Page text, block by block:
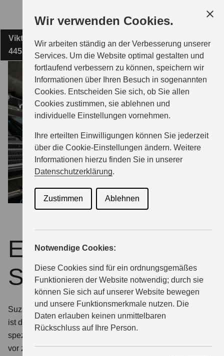
Wir verwenden Cookies.
Wir arbeiten ständig an der Verbesserung unserer
Services. Um die Website optimal gestalten und
fortlaufend verbessern zu können, speichern wir
Informationen über Ihren Besuch in sogenannten
Cookies. Entscheiden Sie sich, ob Sie allen
Cookies zustimmen, sie ablehnen und
individuelle Einstellungen vornehmen.
Ihre erteilten Einwilligungen können Sie jederzeit
über die Cookie-Einstellungen ändern. Weitere
Informationen hierzu finden Sie in unserer
Datenschutzerklärung.
Zustimmen Ablehnen
Notwendige Cookies:
Diese Cookies sind für ein ordnungsgemäßes
Funktionieren der Website notwendig; durch sie
können Sie sich auf unserer Website bewegen
und unsere Funktionsmerkmale nutzen. Die
Daten erlauben keinen unmittelbaren
Rückschluss auf Ihre Person.
Hauptinhalt
FRANZ RÜSCHKAMP GMBH & CO. KG
MODELLE
ZUBEHÖR
BERATUNG & KAUF
GESCHÄFTSKUNDEN
ÜBER UNS
Viktoriastraße 73
44532 Lünen
ECSTAR by
Suzuki
Suzuki Qualität auch bei Schutz und Pflege. ECSTAR
ist die von Suzuki entwickelte Marke für Motoröle und
spezielle Pflegeprodukte. So schützen Sie Ihr Fahrzeug
vor zu schnellem Verschleiß. Damit er so langlebig und